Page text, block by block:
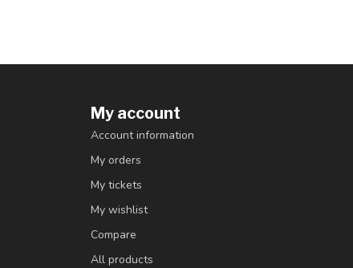
My account
Account information
My orders
My tickets
My wishlist
Compare
All products